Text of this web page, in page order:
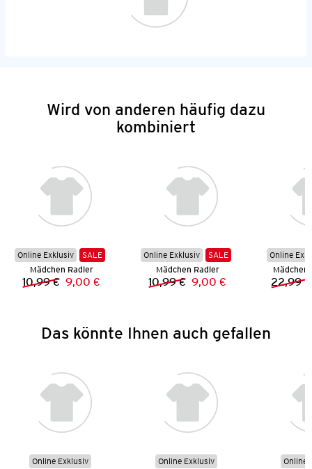
Wird von anderen häufig dazu
kombiniert
Online Exklusiv
SALE
Mädchen Radler
Vorheriger Preis:
10,99 € Neuer Preis:
9,00 €
Online Exklusiv
SALE
Mädchen Radler
Vorheriger Preis:
10,99 € Neuer Preis:
9,00 €
Online
22,99 €
Das könnte Ihnen auch gefallen
Online Exklusiv
Online Exklusiv
Online